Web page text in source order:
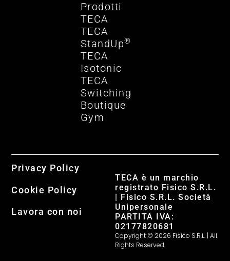
Prodotti
TECA
TECA
StandUp®
TECA
Isotonic
TECA
Switching
Boutique
Gym
TECA è un marchio
registrato Fisico S.R.L.
| Fisico S.R.L. Società
Unipersonale
PARTITA IVA:
02177820681
Copyright © 2026 Fisico S.R.L. | All
Rights Reserved.
Privacy Policy
Cookie Policy
Lavora con noi